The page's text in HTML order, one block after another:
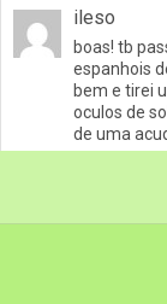
ileso
boas! tb
espanhois
bem e tirei
oculos de
de uma